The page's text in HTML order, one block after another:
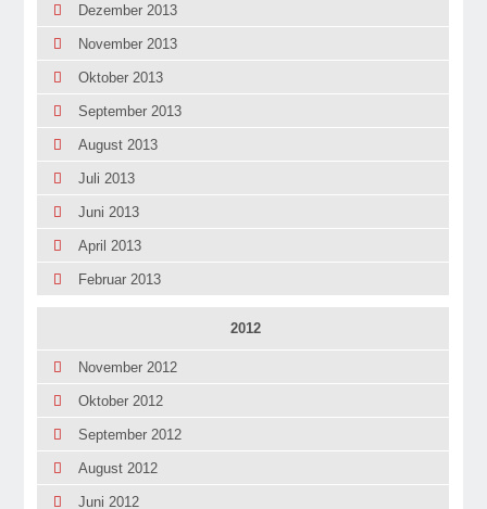
Dezember 2013
November 2013
Oktober 2013
September 2013
August 2013
Juli 2013
Juni 2013
April 2013
Februar 2013
2012
November 2012
Oktober 2012
September 2012
August 2012
Juni 2012